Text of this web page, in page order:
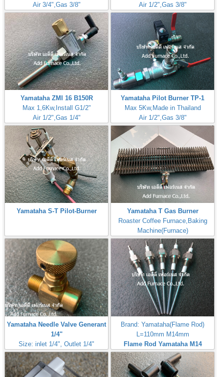
Air 3/4",Gas 3/8"
Air 1/2",Gas 3/8"
Yamataha ZMI 16 B150R
Max 1,6Kw,Install G1/2"
Air 1/2",Gas 1/4"
Yamataha Pilot Burner TP-1
Max 5Kw,Made in Thailand
Air 1/2",Gas 3/8"
Yamataha S-T Pilot-Burner
Yamataha T Gas Burner
Roaster Coffee Furnace,Baking
Machine(Furnace)
Yamataha Needle Valve Generant
1/4"
Size: inlet 1/4", Outlet 1/4"
Max Inlet
Pressure:50PSI(3,5Bar,350kPa)
Brand: Yamataha(Flame Rod)
L=110mm M14mm
Flame Rod Yamataha M14
L110mm